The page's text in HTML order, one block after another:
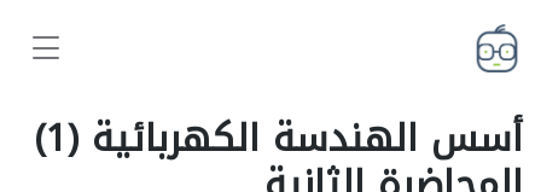
أسس الهندسة الكهربائية (1)